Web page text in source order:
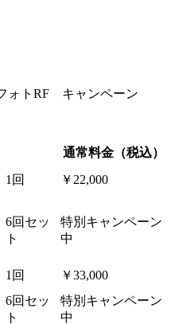
通常料金（税込）
1回 ￥22,000
6回セッ
ト
特別キャンペーン
中
1回
￥33,000
6回セッ
ト
特別キャンペーン
中